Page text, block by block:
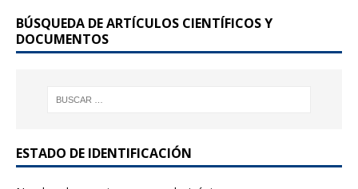
o
k
BÚSQUEDA DE ARTÍCULOS CIENTÍFICOS Y
DOCUMENTOS
ESTADO DE IDENTIFICACIÓN